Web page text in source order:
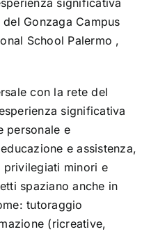
Gonzaga Campus
School Palermo ,
con la rete del
significativa
personale e
e assistenza,
privilegiati minori e
spaziano anche in
tutoraggio
(ricreative,